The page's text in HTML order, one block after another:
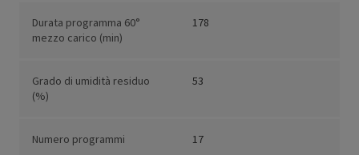
Durata programma 60°
mezzo carico (min)
178
Grado di umidità residuo
(%)
53
Numero programmi 17